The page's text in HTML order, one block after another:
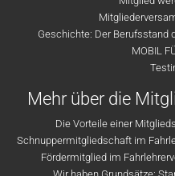
Geschichte: Der Berufsstand
MOBIL
Mehr über die
Die Vorteile einer
Schnuppermitgliedschaft im
Fördermitglied im